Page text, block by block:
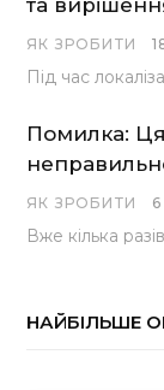
та
ЯК ЗРОБИТИ
Помилка:
ЯК ЗРОБИТИ
НАЙБІЛЬШЕ